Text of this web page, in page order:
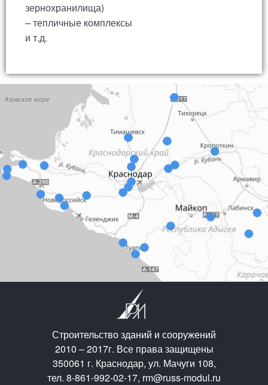
зернохранилища)
– тепличные комплексы
и т.д.
Строительство зданий и сооружений
2010 – 2017г. Все права защищены
350061 г. Краснодар, ул. Мачуги 108,
тел. 8-861-992-02-17, rm@russ-modul.ru